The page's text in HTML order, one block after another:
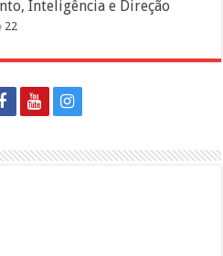
Inteligência e Direção
22